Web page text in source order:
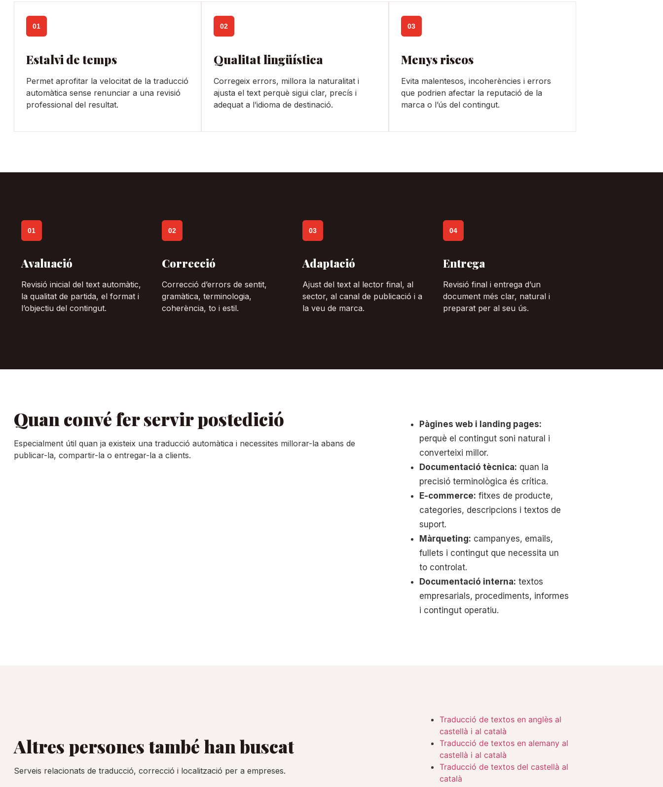
01
Estalvi de temps
Permet aprofitar la velocitat de la traducció
automàtica sense renunciar a una revisió
professional del resultat.
02
Qualitat lingüística
Corregeix errors, millora la naturalitat i
ajusta el text perquè sigui clar, precís i
adequat a l’idioma de destinació.
03
Menys riscos
Evita malentesos, incoherències i errors
que podrien afectar la reputació de la
marca o l’ús del contingut.
01
Avaluació
Revisió inicial del text automàtic,
la qualitat de partida, el format i
l’objectiu del contingut.
02
Correcció
Correcció d’errors de sentit,
gramàtica, terminologia,
coherència, to i estil.
03
Adaptació
Ajust del text al lector final, al
sector, al canal de publicació i a
la veu de marca.
04
Entrega
Revisió final i entrega d’un
document més clar, natural i
preparat per al seu ús.
Quan convé fer servir postedició
Especialment útil quan ja existeix una traducció automàtica i necessites millorar-la abans de
publicar-la, compartir-la o entregar-la a clients.
Pàgines web i landing pages:
perquè el contingut soni natural i
converteixi millor.
Documentació tècnica: quan la
precisió terminològica és crítica.
E-commerce: fitxes de producte,
categories, descripcions i textos de
suport.
Màrqueting: campanyes, emails,
fullets i contingut que necessita un
to controlat.
Documentació interna: textos
empresarials, procediments, informes
i contingut operatiu.
Altres persones també han buscat
Serveis relacionats de traducció, correcció i localització per a empreses.
Traducció de textos en anglès al
castellà i al català
Traducció de textos en alemany al
castellà i al català
Traducció de textos del castellà al
català